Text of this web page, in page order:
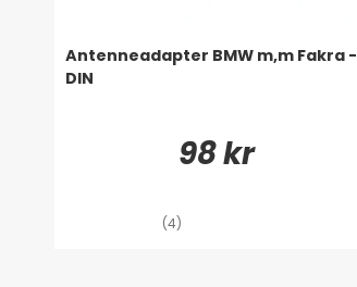
Antenneadapter BMW m,m Fakra -
DIN
98 kr
(4)